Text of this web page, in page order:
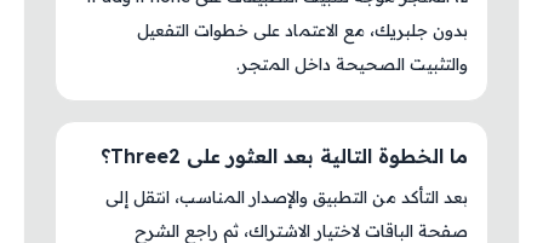
بدون جلبريك، مع الاعتماد على خطوات التفعيل
والتثبيت الصحيحة داخل المتجر.
ما الخطوة التالية بعد العثور على Three2؟
بعد التأكد من التطبيق والإصدار المناسب، انتقل إلى
صفحة الباقات لاختيار الاشتراك، ثم راجع الشرح